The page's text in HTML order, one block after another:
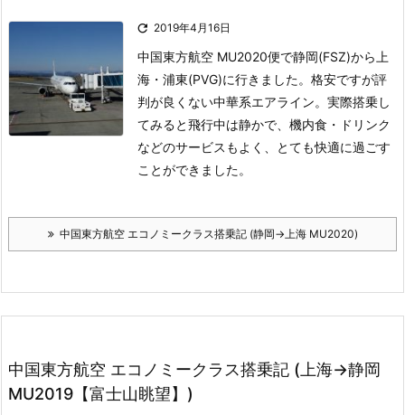
 2019年4月16日
中国東方航空 MU2020便で静岡(FSZ)から上
海・浦東(PVG)に行きました。 格安ですが評
判が良くない中華系エアライン。 実際搭乗し
てみると飛行中は静かで、機内食・ドリンク
などのサービスもよく、とても快適に過ごす
ことができました。
中国東方航空 エコノミークラス搭乗記 (静岡→上海 MU2020)
中国東方航空 エコノミークラス搭乗記 (上海→静岡
MU2019【富士山眺望】)